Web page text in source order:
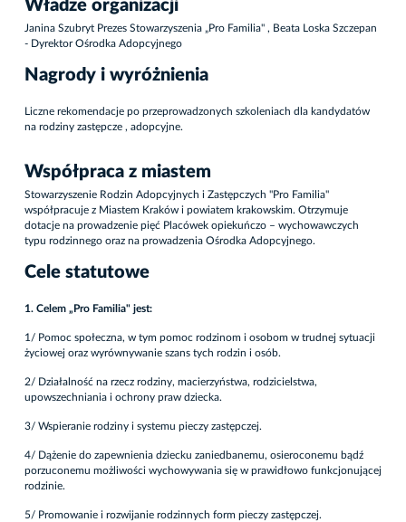
Władze organizacji
Janina Szubryt Prezes Stowarzyszenia „Pro Familia" , Beata Loska Szczepan
- Dyrektor Ośrodka Adopcyjnego
Nagrody i wyróżnienia
Liczne rekomendacje po przeprowadzonych szkoleniach dla kandydatów
na rodziny zastępcze , adopcyjne.
Współpraca z miastem
Stowarzyszenie Rodzin Adopcyjnych i Zastępczych "Pro Familia"
współpracuje z Miastem Kraków i powiatem krakowskim. Otrzymuje
dotacje na prowadzenie pięć Placówek opiekuńczo – wychowawczych
typu rodzinnego oraz na prowadzenia Ośrodka Adopcyjnego.
Cele statutowe
1. Celem „Pro Familia" jest:
1/ Pomoc społeczna, w tym pomoc rodzinom i osobom w trudnej sytuacji
życiowej oraz wyrównywanie szans tych rodzin i osób.
2/ Działalność na rzecz rodziny, macierzyństwa, rodzicielstwa,
upowszechniania i ochrony praw dziecka.
3/ Wspieranie rodziny i systemu pieczy zastępczej.
4/ Dążenie do zapewnienia dziecku zaniedbanemu, osieroconemu bądź
porzuconemu możliwości wychowywania się w prawidłowo funkcjonującej
rodzinie.
5/ Promowanie i rozwijanie rodzinnych form pieczy zastępczej.